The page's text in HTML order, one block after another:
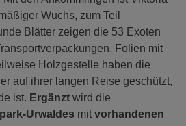
Wuchs, zum Teil
Blätter zeigen die 53 Exoten
Folien mit
Holzgestelle haben die
auf ihrer langen Reise geschützt,
ist. Ergänzt wird die
Urwaldes mit vorhandenen